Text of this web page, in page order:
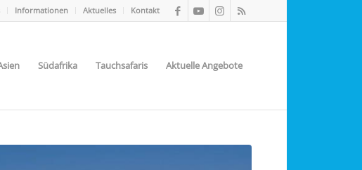
Informationen Aktuelles Kontakt
Südafrika Tauchsafaris Aktuelle Angebote